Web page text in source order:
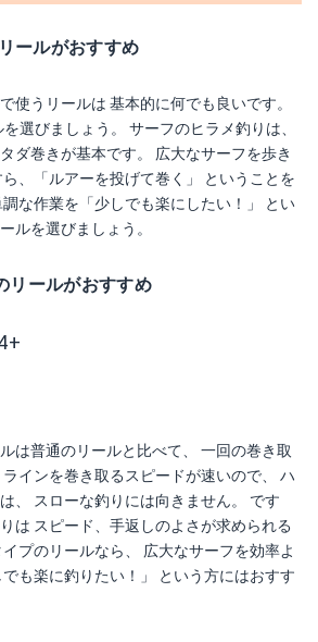
ールがおすすめ
使うリールは 基本的に何でも良いです。
選びましょう。 サーフのヒラメ釣りは、
ダ巻きが基本です。 広大なサーフを歩き
、「ルアーを投げて巻く」 ということを
な作業を「少しでも楽にしたい！」 とい
ルを選びましょう。
リールがおすすめ
は普通のリールと比べて、 一回の巻き取
インを巻き取るスピードが速いので、 ハ
、 スローな釣りには向きません。 です
は スピード、手返しのよさが求められる
プのリールなら、 広大なサーフを効率よ
も楽に釣りたい！」 という方にはおすす